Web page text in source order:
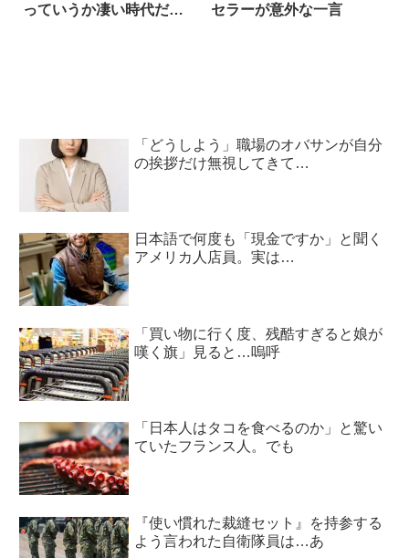
っていうか凄い時代だ
セラーが意外な一言
「どうしよう」職場のオバサンが自分
の挨拶だけ無視してきて…
日本語で何度も「現金ですか」と聞く
アメリカ人店員。実は…
「買い物に行く度、残酷すぎると娘が
嘆く旗」見ると…嗚呼
「日本人はタコを食べるのか」と驚い
ていたフランス人。でも
『使い慣れた裁縫セット』を持参する
よう言われた自衛隊員は…あ